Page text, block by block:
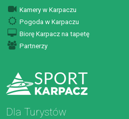
Kamery w Karpaczu
Pogoda w Karpaczu
Biorę Karpacz na tapetę
Partnerzy
Dla Turystów